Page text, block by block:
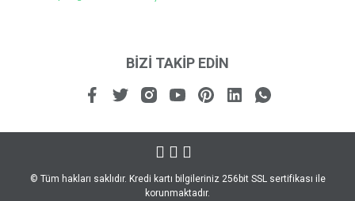
BİZİ TAKİP EDİN
© Tüm hakları saklıdır. Kredi kartı bilgileriniz 256bit SSL sertifikası ile
korunmaktadır.